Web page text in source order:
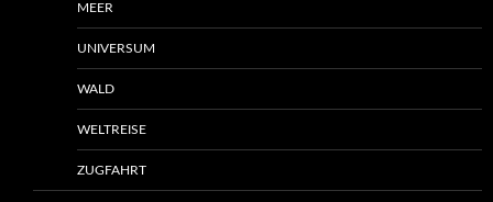
MEER
UNIVERSUM
WALD
WELTREISE
ZUGFAHRT